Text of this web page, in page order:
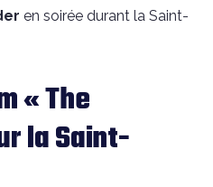
en soirée durant la Saint-
« The
la Saint-